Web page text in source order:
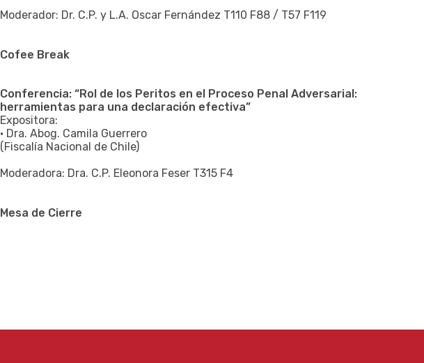
Moderador: Dr. C.P. y L.A. Oscar Fernández T110 F88 / T57 F119
Cofee Break
Conferencia: “Rol de los Peritos en el Proceso Penal Adversarial:
herramientas para una declaración efectiva”
Expositora:
• Dra. Abog. Camila Guerrero
(Fiscalía Nacional de Chile)
Moderadora: Dra. C.P. Eleonora Feser T315 F4
Mesa de Cierre